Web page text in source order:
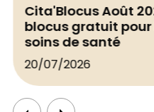
Cita'Blocus Août
blocus gratuit
soins de santé
20/07/2026